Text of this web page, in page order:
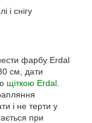
і снігу
фарбу Erdal
см, дати
щіткою Erdal
і не терти у
при